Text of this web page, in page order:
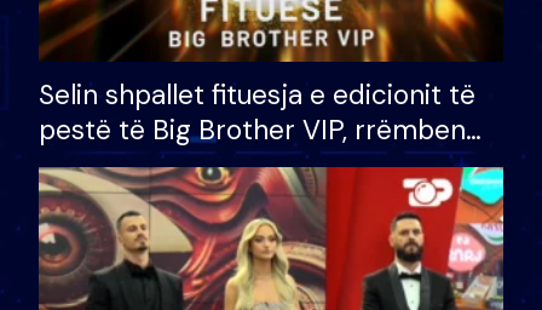
Selin shpallet fituesja e edicionit të
pestë të Big Brother VIP, rrëmben
çmimin e madh prej 100 mijë eurosh